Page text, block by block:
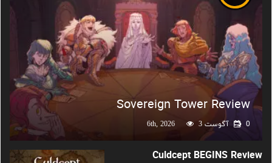
Sovereign Tower Review
آگوست 6th, 2026 3 0
Culdcept BEGINS Review